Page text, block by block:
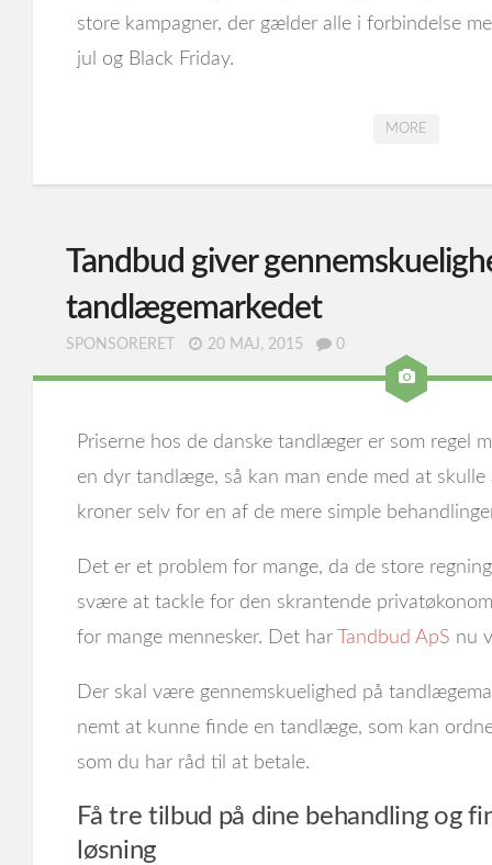
store kampagner, der gælder alle i forbindelse
jul og Black Friday.
MORE
Tandbud giver
tandlægemarkedet
SPONSORERET 20 MAJ, 2015 0
Priserne hos de danske tandlæger er som regel
en dyr tandlæge, så kan man ende med at
kroner selv for en af de mere simple
Det er et problem for mange, da de store
svære at tackle for den skrantende
for mange mennesker. Det har
Tandbud ApS nu
Der skal være gennemskuelighed på
nemt at kunne finde en tandlæge, som kan
som du har råd til at betale.
Få tre tilbud på dine behandling og
løsning